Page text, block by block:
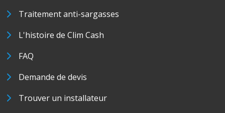
Traitement anti-sargasses
L'histoire de Clim Cash
FAQ
Demande de devis
Trouver un installateur